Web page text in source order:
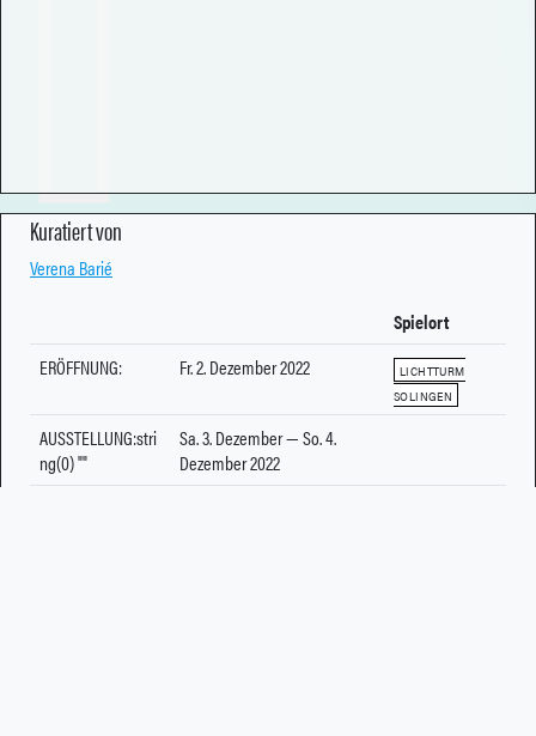
Kuratiert von
Verena Barié
Spielort
ERÖFFNUNG:
Fr. 2. Dezember 2022
LICHTTURM
SOLINGEN
AUSSTELLUNG:stri
ng(0) ""
Sa. 3. Dezember — So. 4.
Dezember 2022